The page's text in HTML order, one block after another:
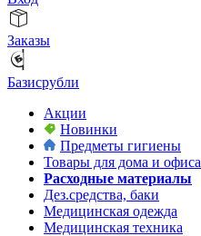
Заказы
Базисрубли
Акции
Новинки
Предметы гигиены
Товары для дома и офиса
Расходные материалы
Дез.средства, баки
Медицинская одежда
Медицинская техника